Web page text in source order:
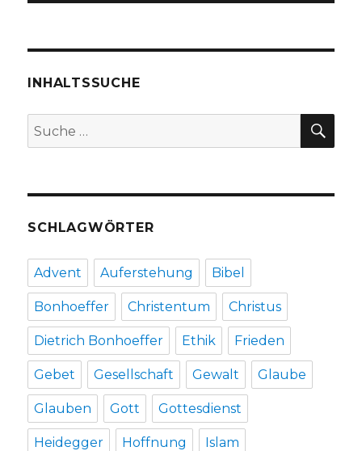
INHALTSSUCHE
Suche
nach:
SCHLAGWÖRTER
Advent Auferstehung Bibel
Bonhoeffer Christentum Christus
Dietrich Bonhoeffer Ethik Frieden
Gebet Gesellschaft Gewalt Glaube
Glauben Gott Gottesdienst
Heidegger Hoffnung Islam